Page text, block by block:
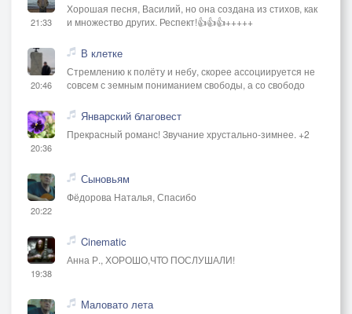
21:33
Хорошая песня, Василий, но она создана из стихов, как
и множество других. Респект!👍👍👍+++++
20:46
В клетке
Стремлению к полёту и небу, скорее ассоциируется не
совсем с земным пониманием свободы, а со свободо
20:36
Январский благовест
Прекрасный романс! Звучание хрустально-зимнее. +2
20:22
Сыновьям
Фёдорова Наталья, Спасибо
19:38
Cinematic
Анна Р., ХОРОШО,ЧТО ПОСЛУШАЛИ!
Маловато лета